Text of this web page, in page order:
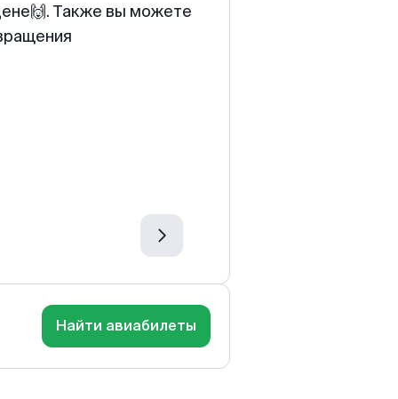
Также вы можете
Найти авиабилеты